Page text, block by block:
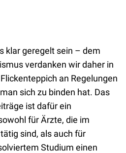
klar geregelt sein – dem
verdanken wir daher in
an Regelungen
sich zu binden hat. Das
ist dafür ein
für Ärzte, die im
sind, als auch für
Studium einen